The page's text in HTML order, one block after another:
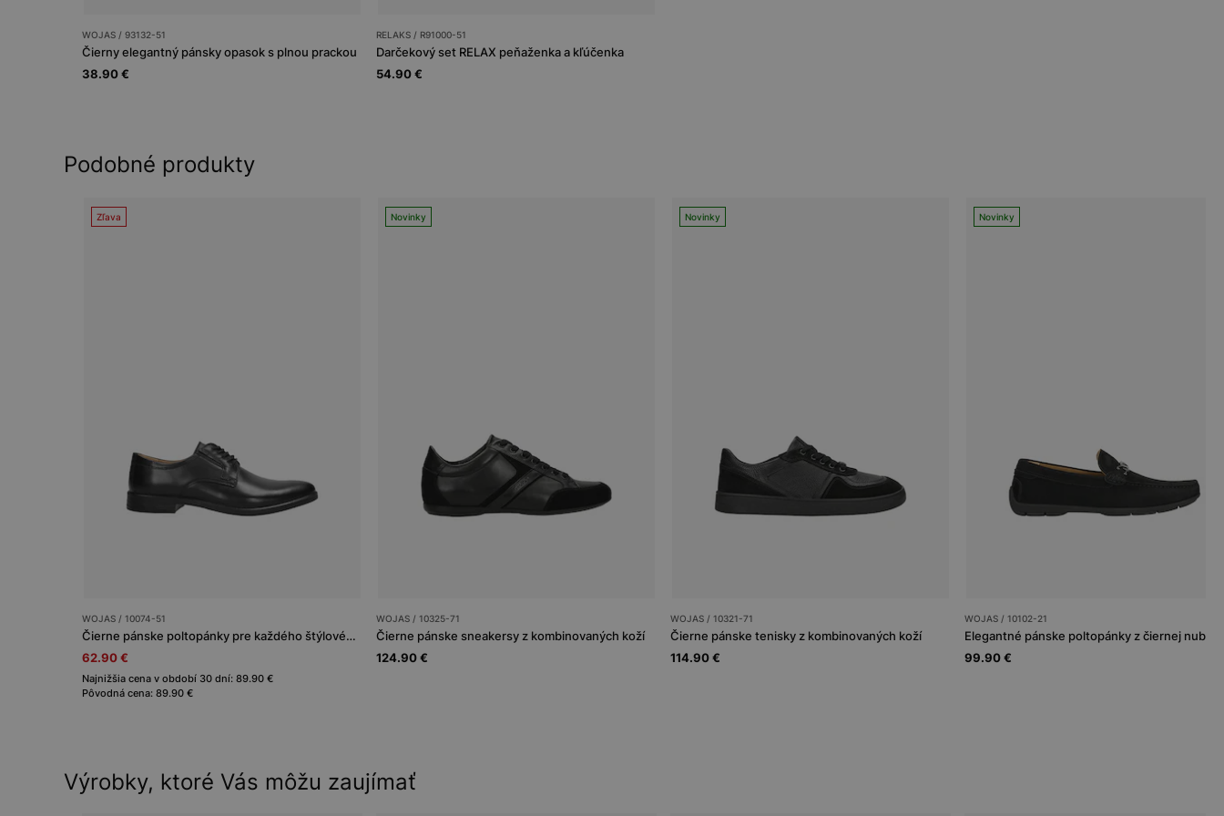
WOJAS / 93132-51
Čierny elegantný pánsky opasok s plnou prackou
38.90 €
RELAKS / R91000-51
Darčekový set RELAX peňaženka a kľúčenka
54.90 €
Podobné produkty
Zľava
WOJAS / 10074-51
Čierne pánske poltopánky pre každého štýlového muža
62.90 €
Najnižšia cena v období 30 dní: 89.90 €
Pôvodná cena: 89.90 €
Novinky
WOJAS / 10325-71
Čierne pánske sneakersy z kombinovaných koží
124.90 €
Novinky
WOJAS / 10321-71
Čierne pánske tenisky z kombinovaných koží
114.90 €
Novinky
WOJAS / 10102-21
99.90 €
Výrobky, ktoré Vás môžu zaujímať